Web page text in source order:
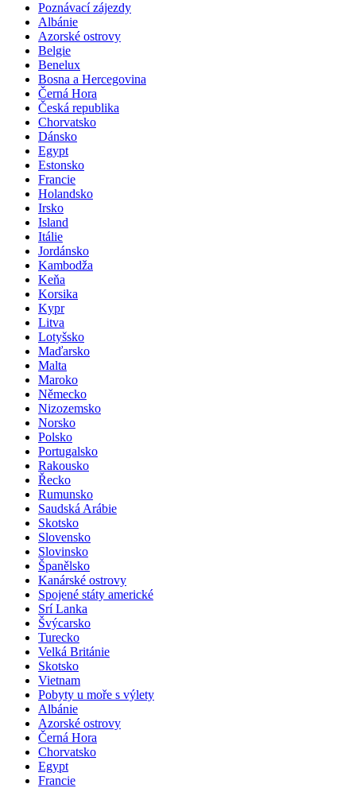
Poznávací zájezdy
Albánie
Azorské ostrovy
Belgie
Benelux
Bosna a Hercegovina
Černá Hora
Česká republika
Chorvatsko
Dánsko
Egypt
Estonsko
Francie
Holandsko
Irsko
Island
Itálie
Jordánsko
Kambodža
Keňa
Korsika
Kypr
Litva
Lotyšsko
Maďarsko
Malta
Maroko
Německo
Nizozemsko
Norsko
Polsko
Portugalsko
Rakousko
Řecko
Rumunsko
Saudská Arábie
Skotsko
Slovensko
Slovinsko
Španělsko
Kanárské ostrovy
Spojené státy americké
Srí Lanka
Švýcarsko
Turecko
Velká Británie
Skotsko
Vietnam
Pobyty u moře s výlety
Albánie
Azorské ostrovy
Černá Hora
Chorvatsko
Egypt
Francie